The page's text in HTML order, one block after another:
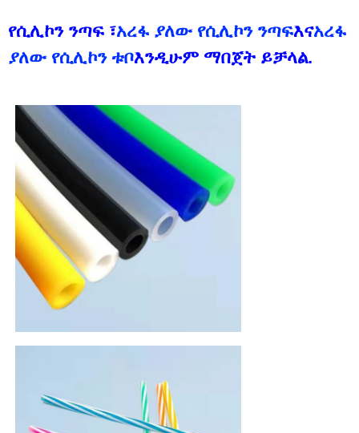
የሲሊኮን ንጣፍ ፣አረፋ ያለው የሲሊኮን ንጣፍእናአረፋ
ያለው የሲሊኮን ቱቦእንዲሁም ማበጀት ይቻላል.